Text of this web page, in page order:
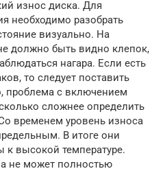
износ диска. Для
необходимо разобрать
визуально. На
должно быть видно клепок,
нагара. Если есть
то следует поставить
проблема с включением
сложнее определить
временем уровень износа
В итоге они
к высокой температуре.
не может полностью